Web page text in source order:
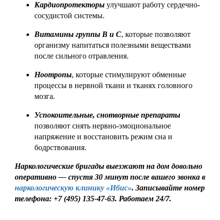
Кардиопротекторы улучшают работу сердечно-
сосудистой системы.
Витамины группы В и С, которые позволяют
организму напитаться полезными веществами
после сильного отравления.
Ноотропы, которые стимулируют обменные
процессы в нервной ткани и тканях головного
мозга.
Успокоительные, снотворные препараты
позволяют снять нервно-эмоциональное
напряжение и восстановить режим сна и
бодрствования.
Наркологические бригады выезжают на дом довольно
оперативно — спустя 30 минут после вашего звонка в
наркологическую клинику «Ибис». Записывайте номер
телефона: +7 (495) 135-47-63. Работаем 24/7.